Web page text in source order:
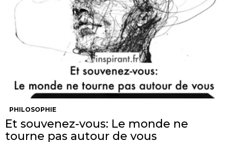
PHILOSOPHIE
Et souvenez-vous: Le monde ne
tourne pas autour de vous